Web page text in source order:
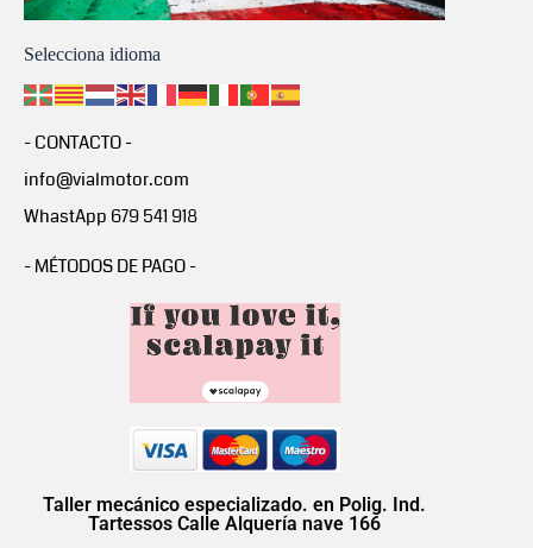
Selecciona idioma
- CONTACTO -
info@vialmotor.com
WhastApp 679 541 918
- MÉTODOS DE PAGO -
Taller mecánico especializado. en Polig. Ind.
Tartessos Calle Alquería nave 166